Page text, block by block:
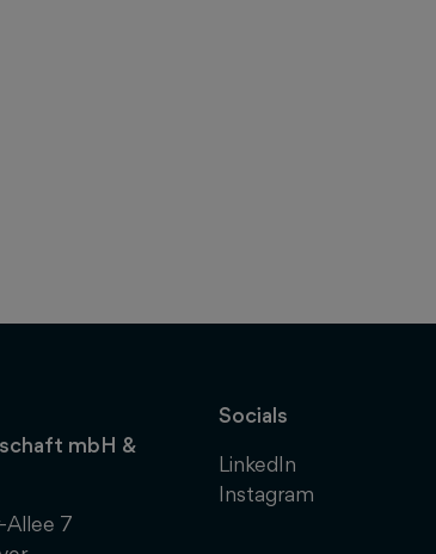
mbH &
Allee 7
Socials
LinkedIn
Instagram